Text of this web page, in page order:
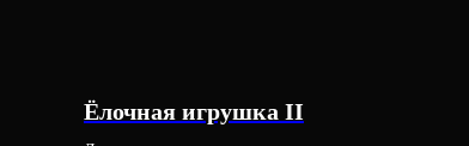
Ёлочная игрушка II